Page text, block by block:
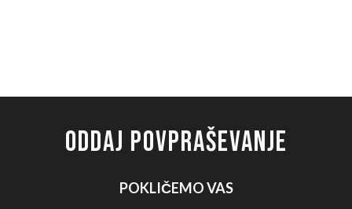
ODDAJ POVPRAŠEVANJE
POKLIČEMO VAS